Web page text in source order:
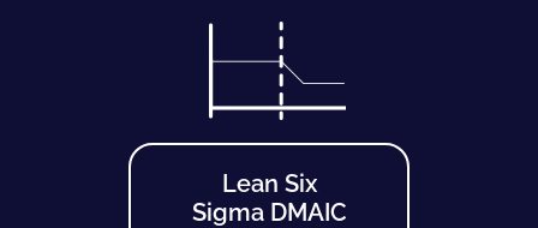
Lean Six
Sigma DMAIC